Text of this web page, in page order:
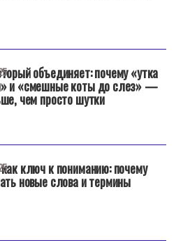
объединяет: почему «утка
и «смешные коты до слез» —
чем просто шутки
ключ к пониманию: почему
новые слова и термины